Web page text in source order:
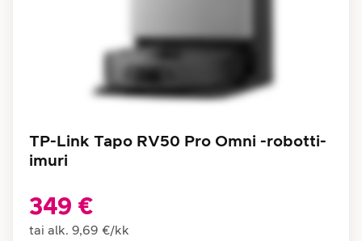
TP-Link Tapo RV50 Pro Omni -robotti-
imuri
349 €
tai alk. 9,69 €/kk